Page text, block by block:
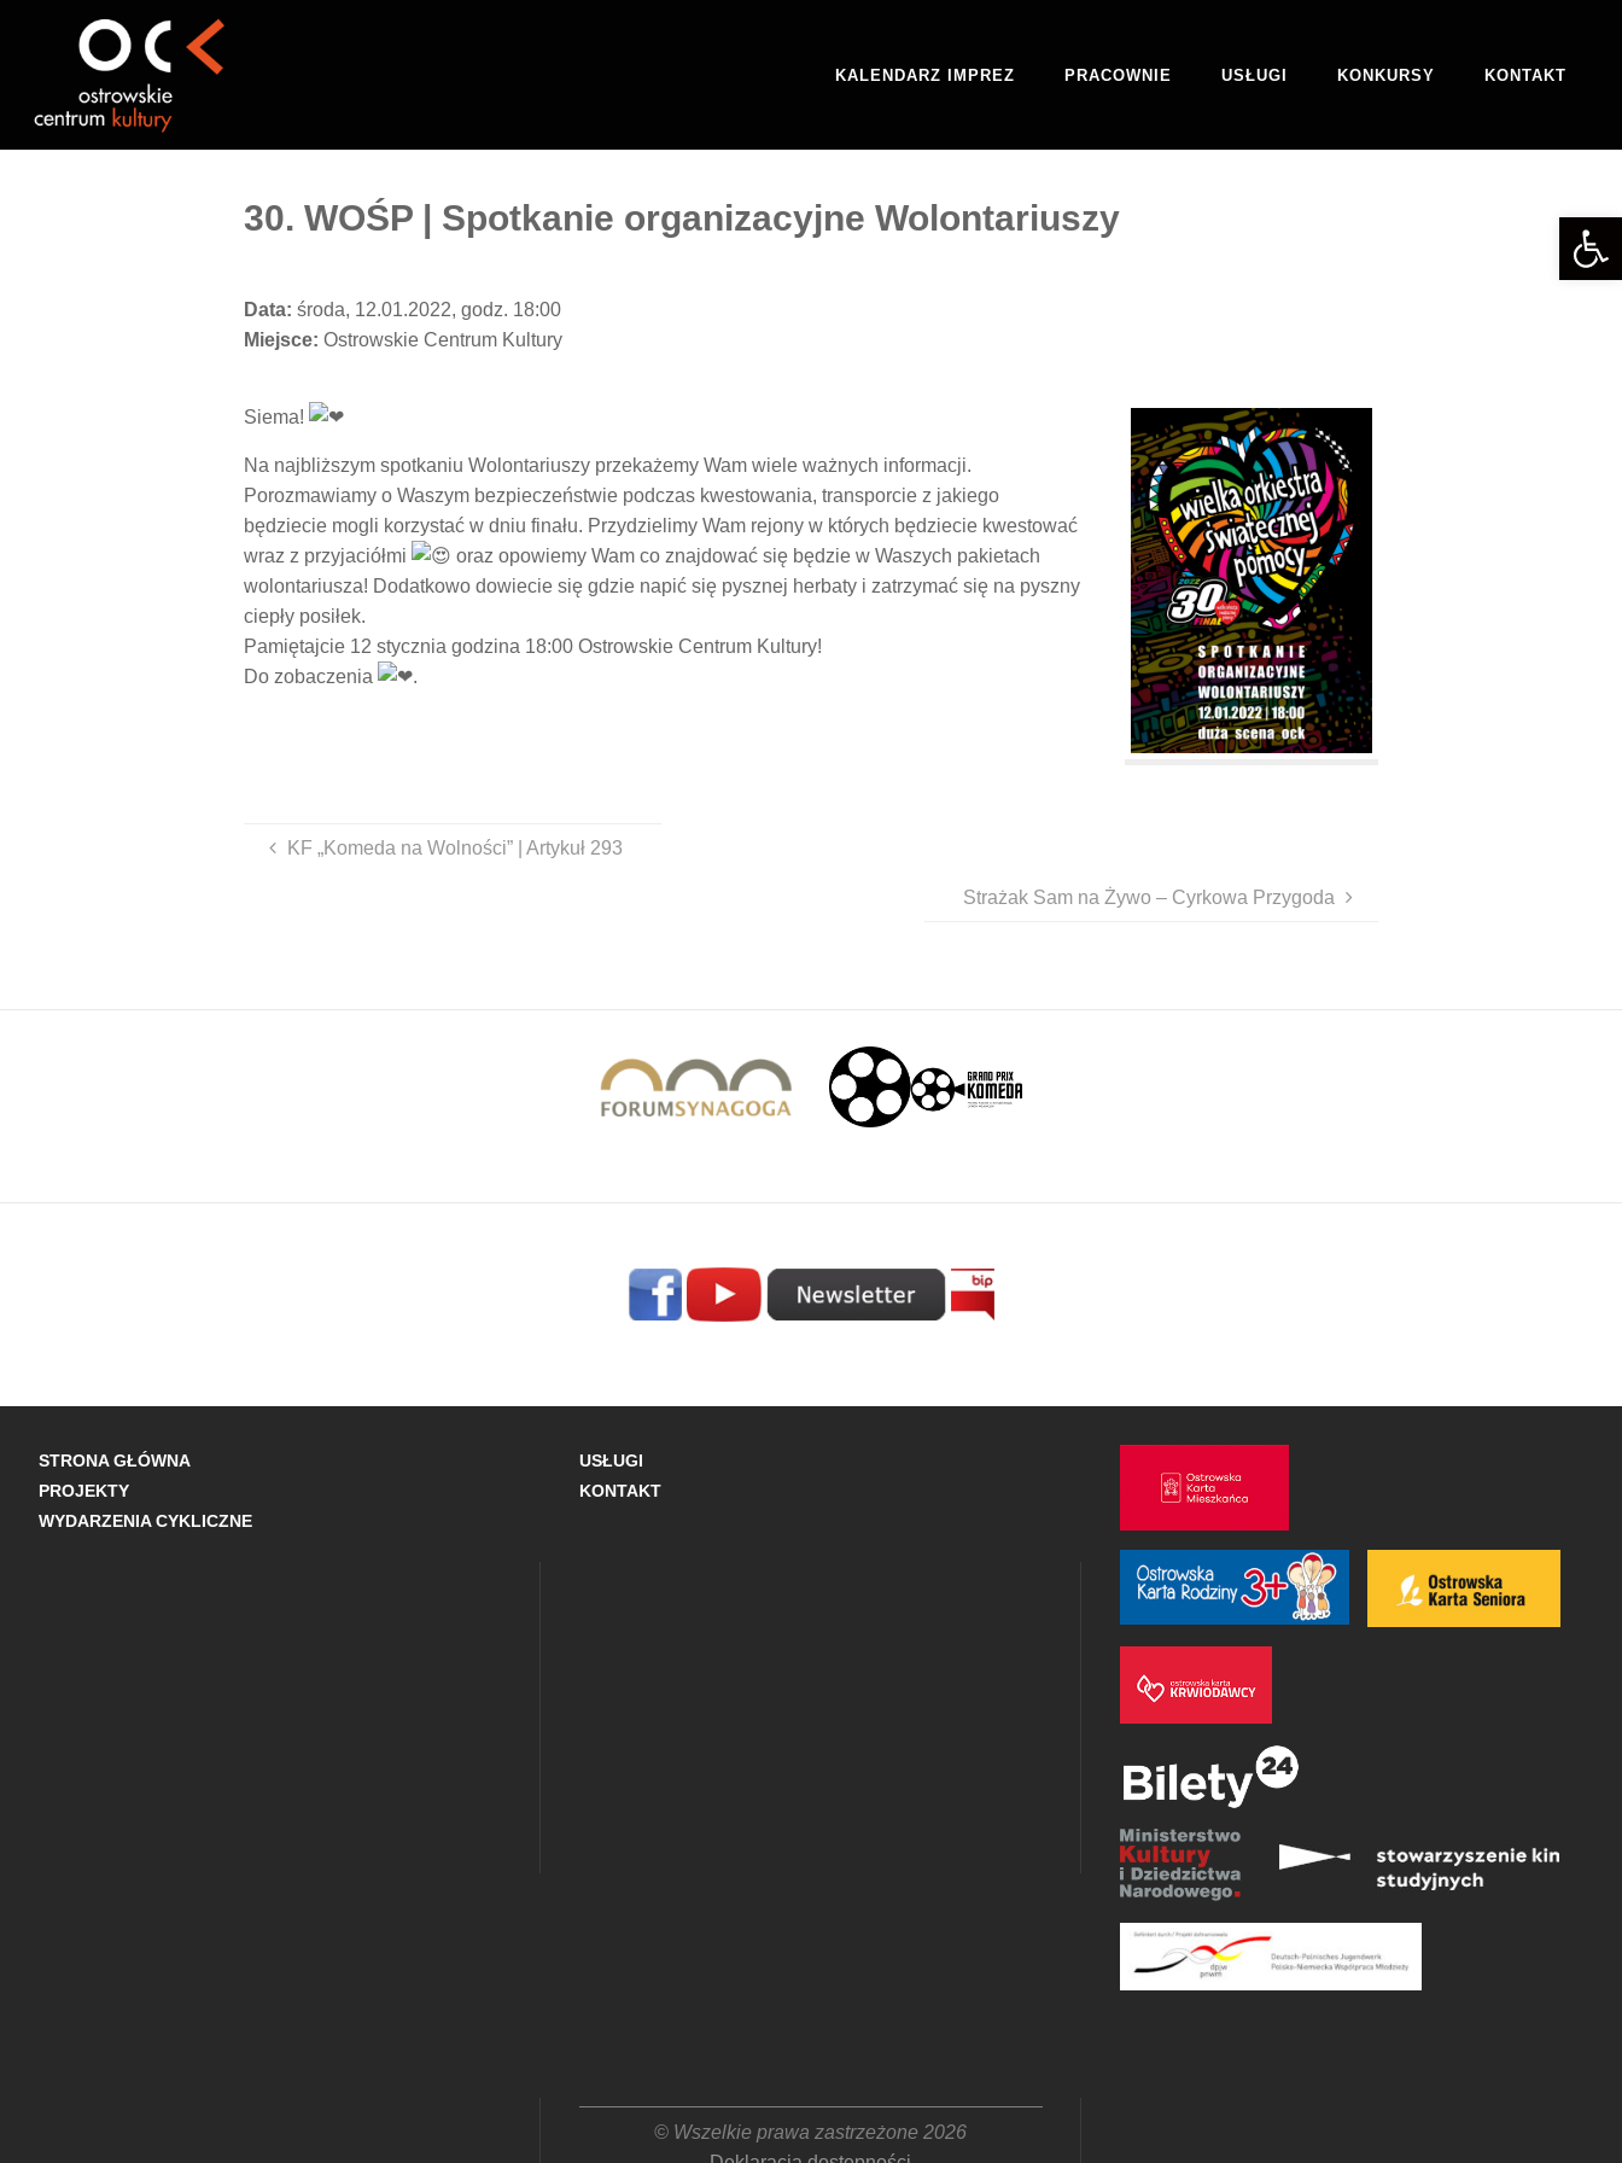
KALENDARZ IMPREZ PRACOWNIE USŁUGI KONKURSY KONTAKT
30. WOŚP | Spotkanie organizacyjne Wolontariuszy
Data: środa, 12.01.2022, godz. 18:00
Miejsce: Ostrowskie Centrum Kultury
Siema!
Na najbliższym spotkaniu Wolontariuszy przekażemy Wam wiele ważnych informacji.
Porozmawiamy o Waszym bezpieczeństwie podczas kwestowania, transporcie z jakiego
będziecie mogli korzystać w dniu finału. Przydzielimy Wam rejony w których będziecie kwestować
wraz z przyjaciółmi
oraz opowiemy Wam co znajdować się będzie w Waszych pakietach
wolontariusza! Dodatkowo dowiecie się gdzie napić się pysznej herbaty i zatrzymać się na pyszny
ciepły posiłek.
Pamiętajcie 12 stycznia godzina 18:00 Ostrowskie Centrum Kultury!
Do zobaczenia
.
KF „Komeda na Wolności” | Artykuł 293
Strażak Sam na Żywo – Cyrkowa Przygoda
STRONA GŁÓWNA
PROJEKTY
WYDARZENIA CYKLICZNE
USŁUGI
KONTAKT
© Wszelkie prawa zastrzeżone 2026